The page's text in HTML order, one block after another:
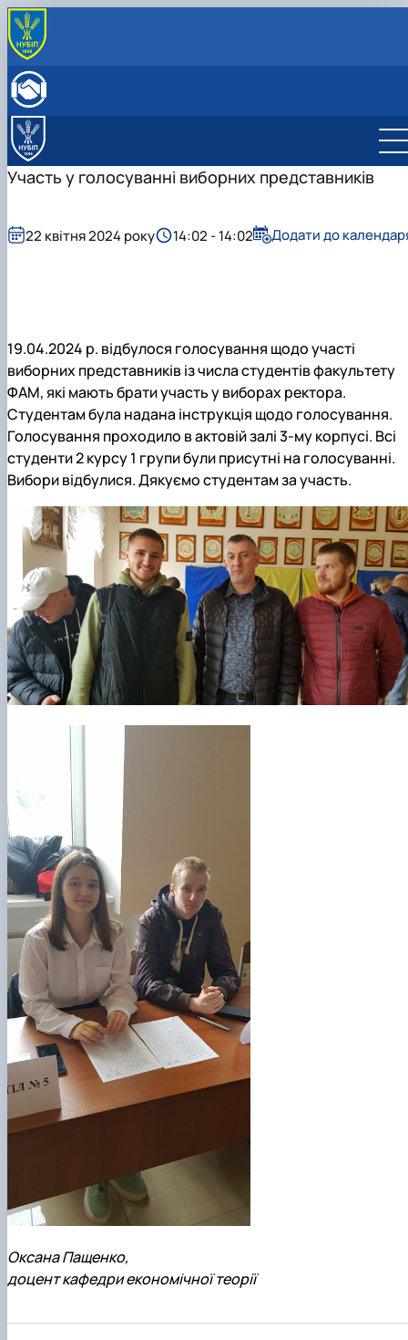
Навчально-наукова лабораторія
програми та ЕНК
Аспіранти кафедри
МІЖНАРОДНА ДІЯЛЬНІСТЬ
СТУДЕНТСЬКИЙ ГУРТОК
МІЖНАРОДНІ НАУКОВО-ПРАКТИЧНІ КОНФЕРЕНЦІЇ
Участь у голосуванні виборних представників
19.04.2024 р. відбулося голосування щодо участі
виборних представників із числа студентів факультету
ФАМ, які мають брати участь у виборах ректора.
Студентам була надана інструкція щодо голосування.
Голосування проходило в актовій залі 3-му корпусі. Всі
студенти 2 курсу 1 групи були присутні на голосуванні.
Вибори відбулися. Дякуємо студентам за участь.
Оксана Пащенко,
доцент кафедри економічної теорії
22 квітня 2024 року 14:02 - 14:02 Додати до